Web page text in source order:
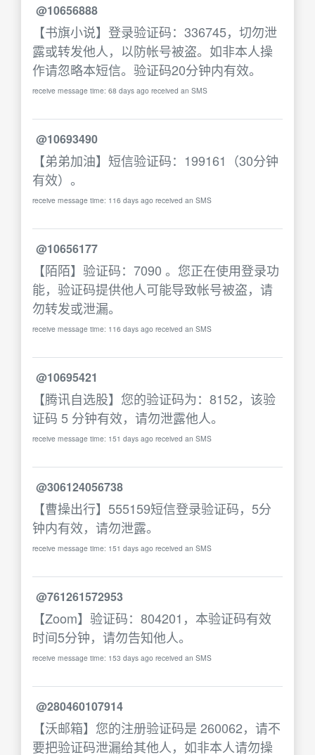
@10656888
【书旗小说】登录验证码：336745，切勿泄
露或转发他人，以防帐号被盗。如非本人操
作请忽略本短信。验证码20分钟内有效。
receive message time: 68 days ago received an SMS
@10693490
【弟弟加油】短信验证码：199161（30分钟
有效）。
receive message time: 116 days ago received an SMS
@10656177
【陌陌】验证码：7090 。您正在使用登录功
能，验证码提供他人可能导致帐号被盗，请
勿转发或泄漏。
receive message time: 116 days ago received an SMS
@10695421
【腾讯自选股】您的验证码为：8152，该验
证码 5 分钟有效，请勿泄露他人。
receive message time: 151 days ago received an SMS
@306124056738
【曹操出行】555159短信登录验证码，5分
钟内有效，请勿泄露。
receive message time: 151 days ago received an SMS
@761261572953
【Zoom】验证码：804201，本验证码有效
时间5分钟，请勿告知他人。
receive message time: 153 days ago received an SMS
@280460107914
【沃邮箱】您的注册验证码是 260062，请不
要把验证码泄漏给其他人，如非本人请勿操